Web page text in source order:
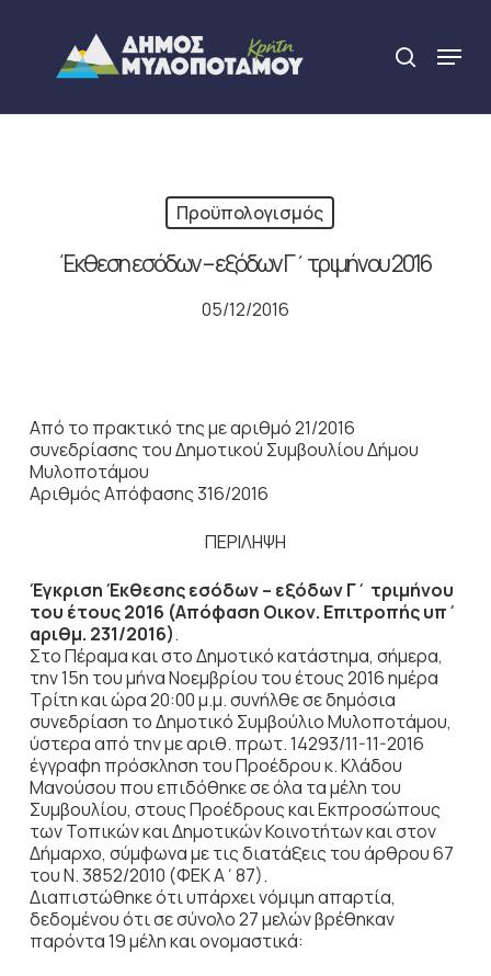
content
search
Menu
Προϋπολογισμός
Έκθεση εσόδων – εξόδων Γ΄ τριμήνου 2016
05/12/2016
Από το πρακτικό της με αριθμό 21/2016
συνεδρίασης του Δημοτικού Συμβουλίου Δήμου
Μυλοποτάμου
Αριθμός Απόφασης 316/2016
ΠΕΡΙΛΗΨΗ
Έγκριση Έκθεσης εσόδων – εξόδων Γ΄ τριμήνου
του έτους 2016 (Απόφαση Οικον. Επιτροπής υπ΄
αριθμ. 231/2016).
Στο Πέραμα και στο Δημοτικό κατάστημα, σήμερα,
την 15η του μήνα Νοεμβρίου του έτους 2016 ημέρα
Τρίτη και ώρα 20:00 μ.μ. συνήλθε σε δημόσια
συνεδρίαση το Δημοτικό Συμβούλιο Μυλοποτάμου,
ύστερα από την με αριθ. πρωτ. 14293/11-11-2016
έγγραφη πρόσκληση του Προέδρου κ. Κλάδου
Μανούσου που επιδόθηκε σε όλα τα μέλη του
Συμβουλίου, στους Προέδρους και Εκπροσώπους
των Τοπικών και Δημοτικών Κοινοτήτων και στον
Δήμαρχο, σύμφωνα με τις διατάξεις του άρθρου 67
του Ν. 3852/2010 (ΦΕΚ Α΄87).
Διαπιστώθηκε ότι υπάρχει νόμιμη απαρτία,
δεδομένου ότι σε σύνολο 27 μελών βρέθηκαν
παρόντα 19 μέλη και ονομαστικά:
Close